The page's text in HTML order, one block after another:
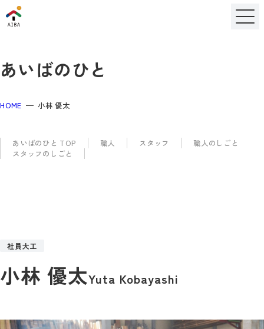
あいばのひと
HOME 小林 優太
あいばのひと TOP 職人 スタッフ
職人のしごと
スタッフのしごと
社員大工
小林 優太Yuta Kobayashi